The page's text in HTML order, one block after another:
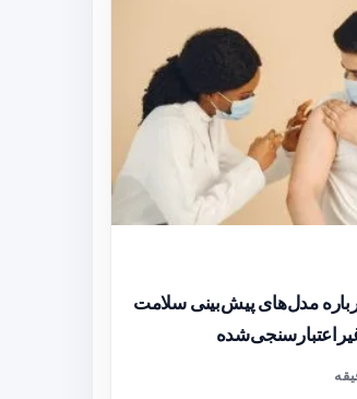
مدل‌های پیش‌بینی سلامت